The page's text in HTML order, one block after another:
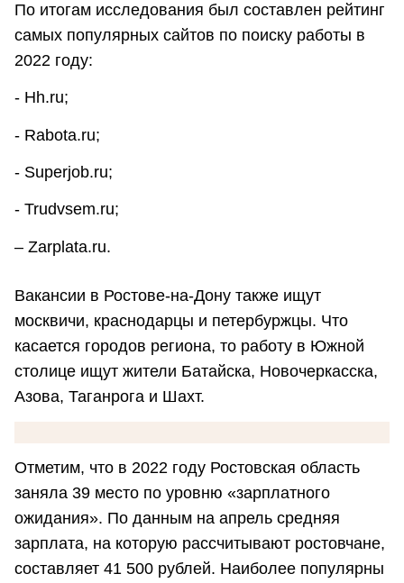
По итогам исследования был составлен рейтинг
самых популярных сайтов по поиску работы в
2022 году:
- Hh.ru;
- Rabota.ru;
- Superjob.ru;
- Trudvsem.ru;
– Zarplata.ru.
Вакансии в Ростове-на-Дону также ищут
москвичи, краснодарцы и петербуржцы. Что
касается городов региона, то работу в Южной
столице ищут жители Батайска, Новочеркасска,
Азова, Таганрога и Шахт.
Отметим, что в 2022 году Ростовская область
заняла 39 место по уровню «зарплатного
ожидания». По данным на апрель средняя
зарплата, на которую рассчитывают ростовчане,
составляет 41 500 рублей. Наиболее популярны